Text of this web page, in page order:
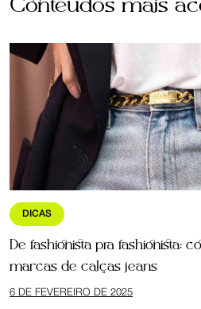
Conteúdos mais
DICAS
De fashionista pra fashionista:
marcas de calças jeans
6 DE FEVEREIRO DE 2025